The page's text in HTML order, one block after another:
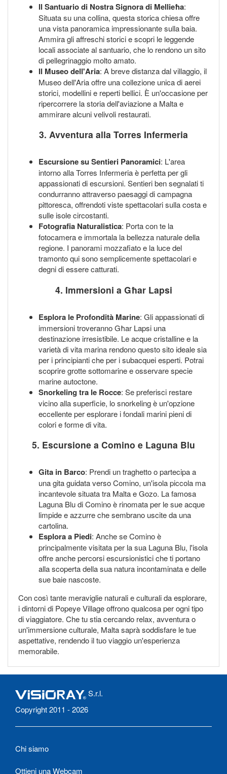
Il Santuario di Nostra Signora di Mellieħa:
Situata su una collina, questa storica chiesa offre
una vista panoramica impressionante sulla baia.
Ammira gli affreschi storici e scopri le leggende
locali associate al santuario, che lo rendono un sito
di pellegrinaggio molto amato.
Il Museo dell'Aria: A breve distanza dal villaggio, il
Museo dell'Aria offre una collezione unica di aerei
storici, modellini e reperti bellici. È un'occasione per
ripercorrere la storia dell'aviazione a Malta e
ammirare alcuni velivoli restaurati.
3. Avventura alla Torres Infermeria
Escursione su Sentieri Panoramici: L'area
intorno alla Torres Infermeria è perfetta per gli
appassionati di escursioni. Sentieri ben segnalati ti
condurranno attraverso paesaggi di campagna
pittoresca, offrendoti viste spettacolari sulla costa e
sulle isole circostanti.
Fotografia Naturalistica: Porta con te la
fotocamera e immortala la bellezza naturale della
regione. I panorami mozzafiato e la luce del
tramonto qui sono semplicemente spettacolari e
degni di essere catturati.
4. Immersioni a Għar Lapsi
Esplora le Profondità Marine: Gli appassionati di
immersioni troveranno Għar Lapsi una
destinazione irresistibile. Le acque cristalline e la
varietà di vita marina rendono questo sito ideale sia
per i principianti che per i subacquei esperti. Potrai
scoprire grotte sottomarine e osservare specie
marine autoctone.
Snorkeling tra le Rocce: Se preferisci restare
vicino alla superficie, lo snorkeling è un'opzione
eccellente per esplorare i fondali marini pieni di
colori e forme di vita.
5. Escursione a Comino e Laguna Blu
Gita in Barco: Prendi un traghetto o partecipa a
una gita guidata verso Comino, un'isola piccola ma
incantevole situata tra Malta e Gozo. La famosa
Laguna Blu di Comino è rinomata per le sue acque
limpide e azzurre che sembrano uscite da una
cartolina.
Esplora a Piedi: Anche se Comino è
principalmente visitata per la sua Laguna Blu, l'isola
offre anche percorsi escursionistici che ti portano
alla scoperta della sua natura incontaminata e delle
sue baie nascoste.
Con così tante meraviglie naturali e culturali da esplorare,
i dintorni di Popeye Village offrono qualcosa per ogni tipo
di viaggiatore. Che tu stia cercando relax, avventura o
un'immersione culturale, Malta saprà soddisfare le tue
aspettative, rendendo il tuo viaggio un'esperienza
memorabile.
S.r.l.
Copyright 2011 - 2026
Chi siamo
Ottieni una Webcam